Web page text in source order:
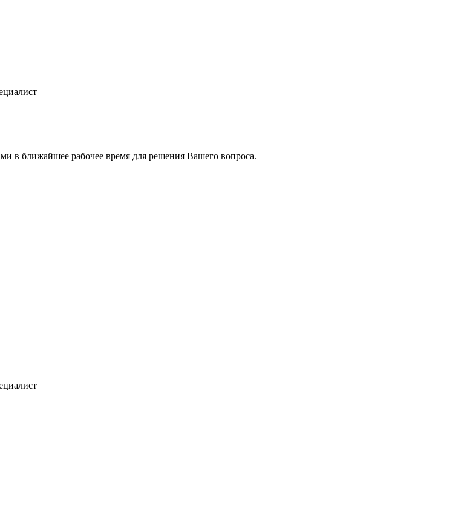
в ближайшее рабочее время для решения Вашего вопроса.